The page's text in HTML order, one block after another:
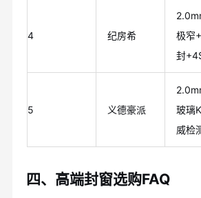
4 纪房希
极窄
封
5 义德豪派
玻璃
威检
四、高端封窗选购FAQ